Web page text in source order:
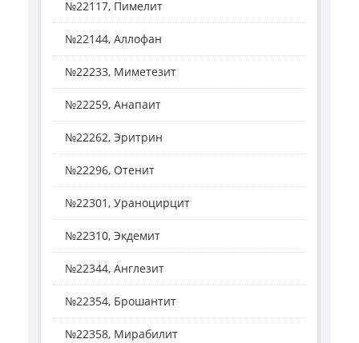
№22117, Пимелит
№22144, Аллофан
№22233, Миметезит
№22259, Анапаит
№22262, Эритрин
№22296, Отенит
№22301, Ураноцирцит
№22310, Экдемит
№22344, Англезит
№22354, Брошантит
№22358, Мирабилит